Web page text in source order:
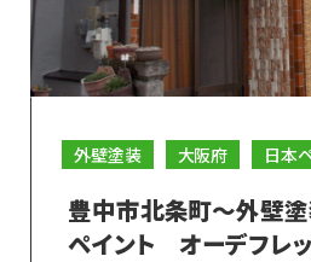
外壁塗装 大阪府 日本
豊中市北条町～外壁塗
ペイント オーデフレッ